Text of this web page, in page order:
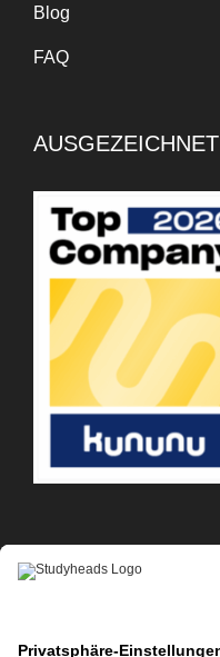
Blog
FAQ
AUSGEZEICHNET